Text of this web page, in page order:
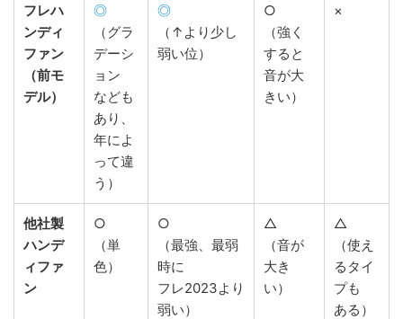
フレハ
ンディ
ファン
（前モ
デル）
◎
（グラ
デーシ
ョン
なども
あり、
年によ
って違
う）
◎
（↑より少し
弱い位）
○
（強く
すると
音が大
きい）
×
他社製
ハンデ
ィファ
ン
○
（単
色）
○
（最強、最弱
時に
フレ2023より
弱い）
△
（音が
大き
い）
△
（使え
るタイ
プも
ある）